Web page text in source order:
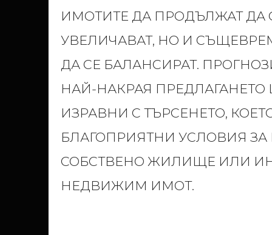
ИМОТИТЕ ДА ПРОДЪЛЖАТ ДА
УВЕЛИЧАВАТ, НО И
ДА СЕ БАЛАНСИРАТ.
НАЙ-НАКРАЯ ПРЕДЛАГАНЕТО
ИЗРАВНИ С ТЪРСЕНЕТО,
БЛАГОПРИЯТНИ УСЛОВИЯ ЗА
СОБСТВЕНО ЖИЛИЩЕ ИЛИ
НЕДВИЖИМ ИМОТ.